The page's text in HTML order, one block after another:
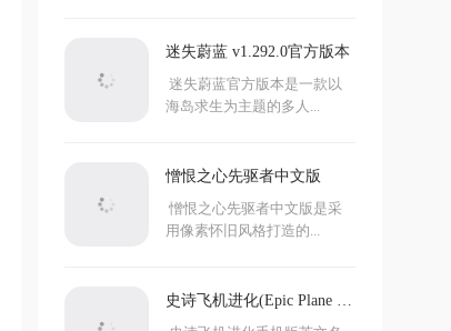
迷失蔚蓝 v1.292.0官方版本
迷失蔚蓝官方版本是一款以
海岛求生为主题的多人...
憎恨之心先驱者中文版
憎恨之心先驱者中文版是采
用像素怀旧风格打造的...
史诗飞机进化(Epic Plane Ev